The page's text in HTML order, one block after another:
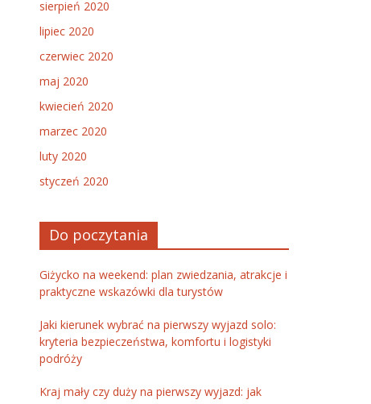
sierpień 2020
lipiec 2020
czerwiec 2020
maj 2020
kwiecień 2020
marzec 2020
luty 2020
styczeń 2020
Do poczytania
Giżycko na weekend: plan zwiedzania, atrakcje i
praktyczne wskazówki dla turystów
Jaki kierunek wybrać na pierwszy wyjazd solo:
kryteria bezpieczeństwa, komfortu i logistyki
podróży
Kraj mały czy duży na pierwszy wyjazd: jak